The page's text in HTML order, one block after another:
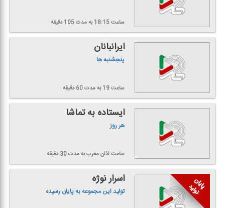
ساعت 18:15 به مدت 105 دقیقه
ایرانبانان
پنجشنبه ها
ساعت 19 به مدت 60 دقیقه
ایستاده به تماشا
هر روز
ساعت اذان مغرببه مدت 30 دقیقه
اسرار نوژه
تولید این مجموعه به پایان رسیده